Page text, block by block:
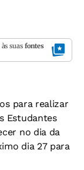
suas fontes
para realizar
Estudantes
no dia da
dia 27 para